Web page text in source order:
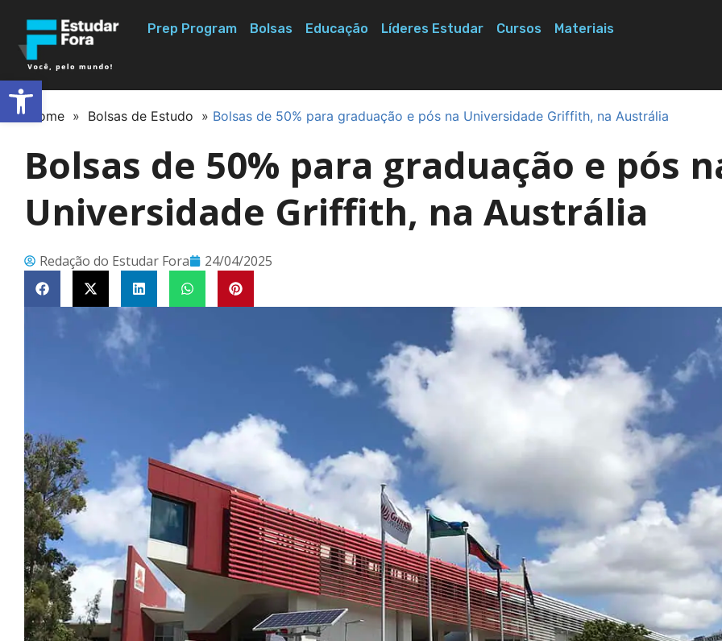
Prep Program Bolsas Educação Líderes Estudar Cursos Materiais
Home » Bolsas de Estudo » Bolsas de 50% para graduação e pós na Universidade Griffith, na Austrália
Bolsas de 50% para graduação e pós
Universidade Griffith, na Austrália
Redação do Estudar Fora 24/04/2025
Abrir a barra de ferramentas